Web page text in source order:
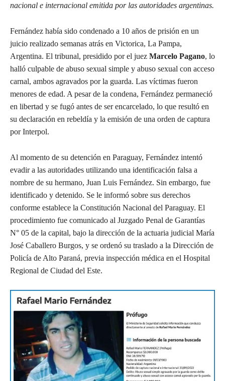
nacional e internacional emitida por las autoridades argentinas.
Fernández había sido condenado a 10 años de prisión en un
juicio realizado semanas atrás en Victorica, La Pampa,
Argentina. El tribunal, presidido por el juez Marcelo Pagano, lo
halló culpable de abuso sexual simple y abuso sexual con acceso
carnal, ambos agravados por la guarda. Las víctimas fueron
menores de edad. A pesar de la condena, Fernández permaneció
en libertad y se fugó antes de ser encarcelado, lo que resultó en
su declaración en rebeldía y la emisión de una orden de captura
por Interpol.
Al momento de su detención en Paraguay, Fernández intentó
evadir a las autoridades utilizando una identificación falsa a
nombre de su hermano, Juan Luis Fernández. Sin embargo, fue
identificado y detenido. Se le informó sobre sus derechos
conforme establece la Constitución Nacional del Paraguay. El
procedimiento fue comunicado al Juzgado Penal de Garantías
N° 05 de la capital, bajo la dirección de la actuaria judicial María
José Caballero Burgos, y se ordenó su traslado a la Dirección de
Policía de Alto Paraná, previa inspección médica en el Hospital
Regional de Ciudad del Este.